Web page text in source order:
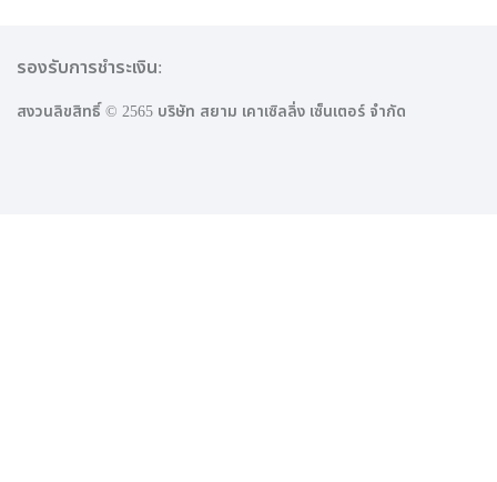
สงวนลิขสิทธิ์ © 2565 บริษัท สยาม เคาเซิลลิ่ง เซ็นเตอร์ จำกัด
รองรับการชำระเงิน: